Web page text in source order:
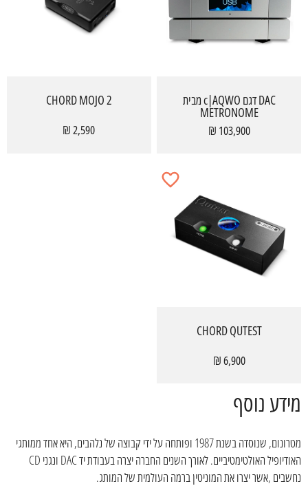
DAC דגם c|AQWO מבית
METRONOME
103,900 ₪
CHORD MOJO 2
2,590 ₪
CHORD QUTEST
6,900 ₪
מידע נוסף
מטרונום, שנוסדה בשנת 1987 ופותחה על ידי קבוצה של נלהבים, היא אחד ממותגי
האודיופיל האולטימטיביים. לאורך השנים החברה יצרה בעבודת יד DAC ונגני CD
נחשבים ,אשר יצרו את המוניטין ברמה העולמית של המותג.